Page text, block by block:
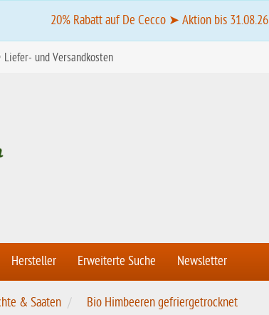
20% Rabatt auf De Cecco ➤ Aktion bis 31.08.26
Liefer- und Versandkosten
Hersteller Erweiterte Suche Newsletter
& Saaten Bio Himbeeren gefriergetrocknet